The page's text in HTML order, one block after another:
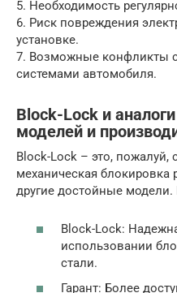
5. Необходимость
6. Риск повреждения
установке.
7. Возможные конфликты
системами автомобиля.
Block-Lock и
моделей и
Block-Lock – это, пожалуй,
механическая блокировка
другие достойные модели.
Block-Lock:
использовании
стали.
Гарант: Более